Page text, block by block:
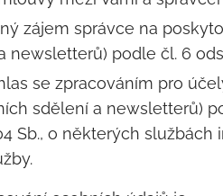
zájem správce na
newsletterů) podle čl. 6
se zpracováním pro
sdělení a newsletterů)
Sb., o některých